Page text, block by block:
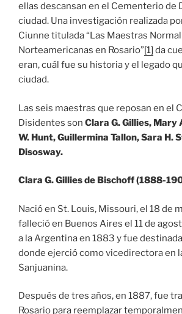
ellas descansan en el Cementerio de
ciudad. Una investigación realizada
Ciunne titulada “Las Maestras
Norteamericanas en Rosario”[1] da
eran, cuál fue su historia y el legado
ciudad.
Las seis maestras que reposan en el
Disidentes son Clara G. Gillies, Mary
W. Hunt, Guillermina Tallon, Sara H.
Disosway.
Clara G. Gillies de Bischoff (1888-
Nació en St. Louis, Missouri, el 18 de
falleció en Buenos Aires el 11 de
a la Argentina en 1883 y fue destinada
donde ejerció como vicedirectora en
Sanjuanina.
Después de tres años, en 1887, fue
Rosario para reemplazar